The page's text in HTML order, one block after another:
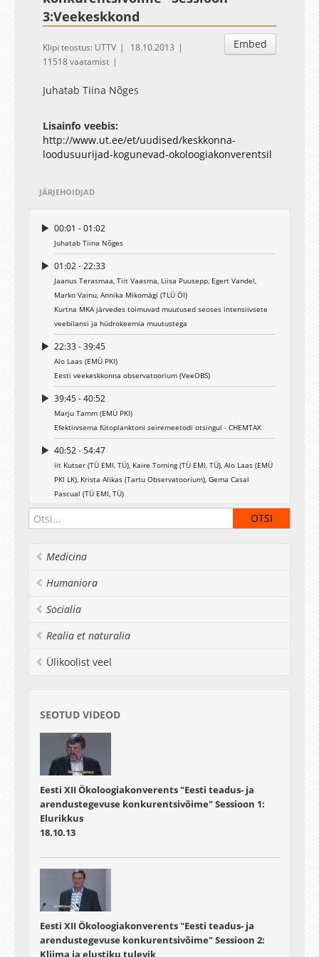
3:Veekeskkond
Embed
Klipi teostus: UTTV
18.10.2013
11518 vaatamist
Juhatab Tiina Nõges
Lisainfo veebis:
http://www.ut.ee/et/uudised/keskkonna-
loodusuurijad-kogunevad-okoloogiakonverentsil
JÄRJEHOIDJAD
00:01 - 01:02
Juhatab Tiina Nõges
01:02 - 22:33
Jaanus Terasmaa, Tiit Vaasma, Liisa Puusepp, Egert Vandel,
Marko Vainu, Annika Mikomägi (TLÜ ÖI)
Kurtna MKA järvedes toimuvad muutused seoses intensiivsete
veebilansi ja hüdrokeemia muutustega
22:33 - 39:45
Alo Laas (EMÜ PKI)
Eesti veekeskkonna observatoorium (VeeOBS)
39:45 - 40:52
Marju Tamm (EMÜ PKI)
Efektiivsema fütoplanktoni seiremeetodi otsingul - CHEMTAX
40:52 - 54:47
iit Kutser (TÜ EMI, TÜ), Kaire Toming (TÜ EMI, TÜ), Alo Laas (EMÜ
PKI LK), Krista Alikas (Tartu Observatoorium), Gema Casal
Pascual (TÜ EMI, TÜ)
Järvede roll globaalses süsinikuringes ja selle kindlakstegemine
kaugseire meetoditega
Krista Alikas (Tartu Observatoorium, TÜ), Kersti Kangro (Tartu
Observatoorium, TÜ), Elar Asuküll (Tartu Observatoorium), Petra
Satelliidi-info kasutamise võimalused veekogude seisundi
01:12:29 - 01:26:00
Kõrglahutusega autonoomsed mõõtmised merekeskkonna
Medicina
Humaniora
Socialia
Realia et naturalia
Ülikoolist veel
SEOTUD VIDEOD
Eesti XII Ökoloogiakonverents "Eesti teadus- ja
arendustegevuse konkurentsivõime" Sessioon 1:
Elurikkus
18.10.13
Eesti XII Ökoloogiakonverents "Eesti teadus- ja
arendustegevuse konkurentsivõime" Sessioon 2:
Kliima ja elustiku tulevik